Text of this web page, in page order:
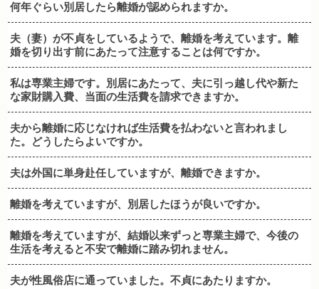
何年ぐらい別居したら離婚が認められますか。
夫（妻）が不貞をしているようで、離婚を考えています。離
婚を切り出す前にあたって注意することは何ですか。
私は専業主婦です。別居にあたって、夫に引っ越し代や新た
な家財購入費、当面の生活費を請求できますか。
夫から離婚に応じなければ生活費を払わないと言われまし
た。どうしたらよいですか。
夫は外国に単身赴任していますが、離婚できますか。
離婚を考えていますが、別居したほうが良いですか。
離婚を考えていますが、結婚以来ずっと専業主婦で、今後の
生活を考えると不安で離婚に踏み切れません。
夫が性風俗店に通っていました。不貞にあたりますか。